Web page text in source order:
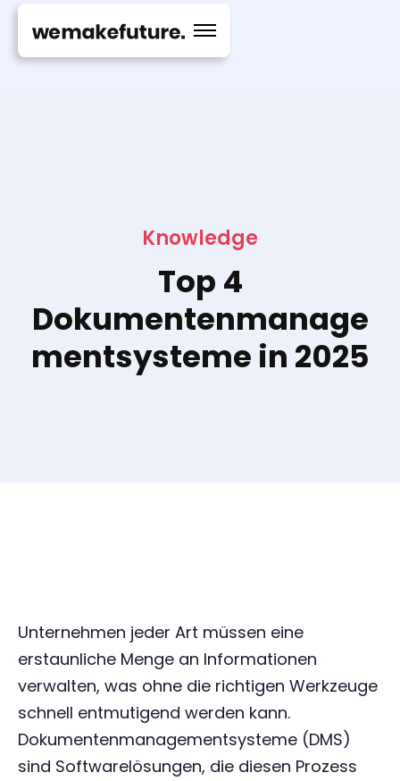
Knowledge
Top 4
Dokumentenmanage
mentsysteme in 2025
Unternehmen jeder Art müssen eine
erstaunliche Menge an Informationen
verwalten, was ohne die richtigen Werkzeuge
schnell entmutigend werden kann.
Dokumentenmanagementsysteme (DMS)
sind Softwarelösungen, die diesen Prozess